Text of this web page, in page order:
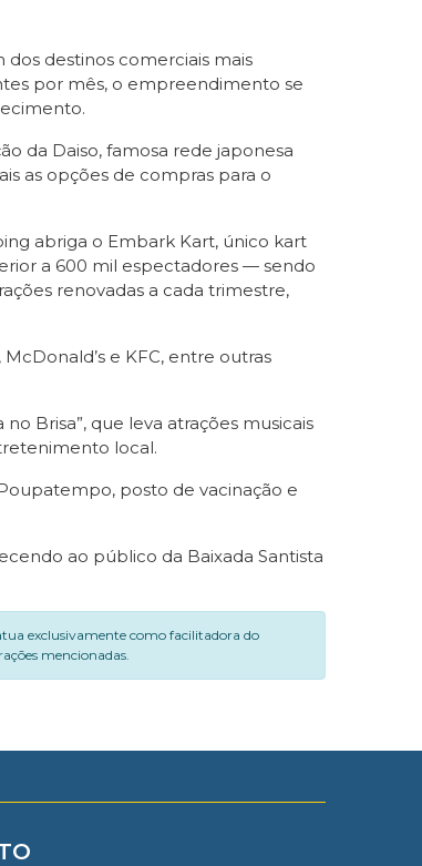
destinos comerciais mais
por mês, o empreendimento se
da Daiso, famosa rede japonesa
as opções de compras para o
abriga o Embark Kart, único kart
a 600 mil espectadores — sendo
renovadas a cada trimestre,
e KFC, entre outras
Brisa”, que leva atrações musicais
local.
posto de vacinação e
ao público da Baixada Santista
exclusivamente como facilitadora do
mencionadas.